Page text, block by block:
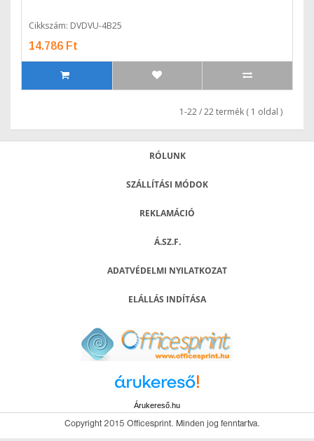
Cikkszám: DVDVU-4B25
14.786 Ft
1-22 / 22 termék ( 1 oldal )
RÓLUNK
SZÁLLÍTÁSI MÓDOK
REKLAMÁCIÓ
Á.SZ.F.
ADATVÉDELMI NYILATKOZAT
ELÁLLÁS INDÍTÁSA
Árukereső.hu
Copyright 2015 Officesprint. Minden jog fenntartva.